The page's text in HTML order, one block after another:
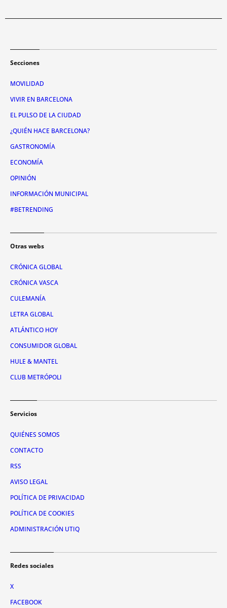
Secciones
MOVILIDAD
VIVIR EN BARCELONA
EL PULSO DE LA CIUDAD
¿QUIÉN HACE BARCELONA?
GASTRONOMÍA
ECONOMÍA
OPINIÓN
INFORMACIÓN MUNICIPAL
#BETRENDING
Otras webs
CRÓNICA GLOBAL
CRÓNICA VASCA
CULEMANÍA
LETRA GLOBAL
ATLÁNTICO HOY
CONSUMIDOR GLOBAL
HULE & MANTEL
CLUB METRÓPOLI
Servicios
QUIÉNES SOMOS
CONTACTO
RSS
AVISO LEGAL
POLÍTICA DE PRIVACIDAD
POLÍTICA DE COOKIES
ADMINISTRACIÓN UTIQ
Redes sociales
X
FACEBOOK